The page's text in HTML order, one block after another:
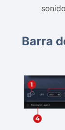
Barra